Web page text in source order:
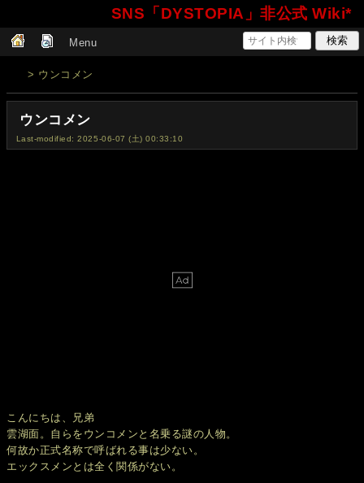
SNS「DYSTOPIA」非公式 Wiki*
Menu
> ウンコメン
ウンコメン
Last-modified: 2025-06-07 (土) 00:33:10
こんにちは、兄弟
雲湖面。自らをウンコメンと名乗る謎の人物。
何故か正式名称で呼ばれる事は少ない。
エックスメンとは全く関係がない。